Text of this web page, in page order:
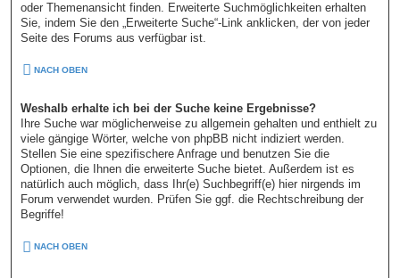
oder Themenansicht finden. Erweiterte Suchmöglichkeiten erhalten
Sie, indem Sie den „Erweiterte Suche“-Link anklicken, der von jeder
Seite des Forums aus verfügbar ist.
NACH OBEN
Weshalb erhalte ich bei der Suche keine Ergebnisse?
Ihre Suche war möglicherweise zu allgemein gehalten und enthielt zu
viele gängige Wörter, welche von phpBB nicht indiziert werden.
Stellen Sie eine spezifischere Anfrage und benutzen Sie die
Optionen, die Ihnen die erweiterte Suche bietet. Außerdem ist es
natürlich auch möglich, dass Ihr(e) Suchbegriff(e) hier nirgends im
Forum verwendet wurden. Prüfen Sie ggf. die Rechtschreibung der
Begriffe!
NACH OBEN